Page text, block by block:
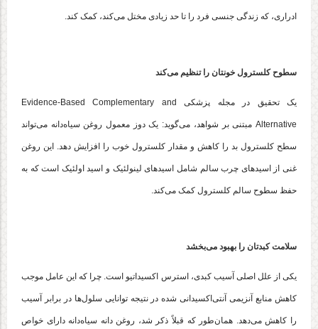
ادراری، که زندگی جنسی فرد را تا حد زیادی مختل می‌کند، کمک کند.
سطوح کلسترول خونتان را تنظیم می‌کند
یک تحقیق در مجله پزشکی Evidence-Based Complementary and
Alternative مبتنی بر شواهد، می‌گوید: یک دوز معمول روغن سیاه‌دانه می‌تواند
سطح کلسترول بد را کاهش و مقدار کلسترول خوب را افزایش دهد. این روغن
غنی از اسیدهای چرب سالم شامل اسیدهای لینولئیک و اسید اولئیک است که به
حفظ سطوح سالم کلسترول کمک می‌کند.
سلامت کبدتان را بهبود می‌بخشد
یکی از علل اصلی آسیب کبدی، استرس اکسیداتیو است. چرا که این عامل موجب
کاهش منابع آنزیمی آنتی‌اکسیدانی شده در نتیجه توانایی سلول‌ها در برابر آسیب
را کاهش می‌دهد. همان‌طور که قبلاً ذکر شد، روغن دانه سیاه‌دانه دارای خواص